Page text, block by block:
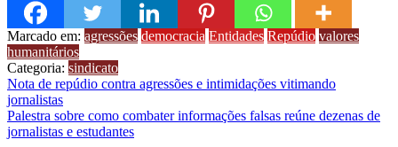
Marcado em: agressões democracia Entidades Repúdio valores
humanitários
Categoria: sindicato
Navegação
de
Post
Nota de repúdio contra agressões e intimidações vitimando
jornalistas
Palestra sobre como combater informações falsas reúne dezenas de
jornalistas e estudantes